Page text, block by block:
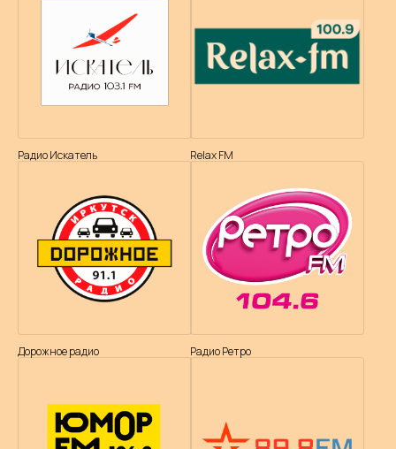
Радио Искатель Relax FM
Дорожное радио Радио Ретро